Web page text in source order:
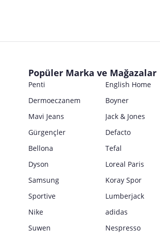
Popüler Marka ve Mağazalar
Penti English Home
Dermoeczanem
Boyner
Mavi Jeans
Jack & Jones
Gürgençler
Defacto
Bellona
Tefal
Dyson
Loreal Paris
Samsung
Koray Spor
Sportive
Lumberjack
Nike
adidas
Suwen
Nespresso